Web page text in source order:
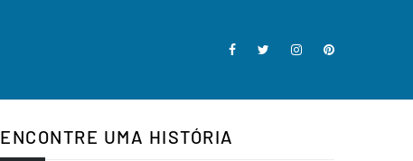
ENCONTRE UMA HISTÓRIA